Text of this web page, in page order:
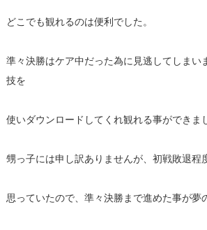
どこでも観れるのは便利でした。
準々決勝はケア中だった為に見逃してしまい
技を
使いダウンロードしてくれ観れる事ができま
甥っ子には申し訳ありませんが、初戦敗退程
思っていたので、準々決勝まで進めた事が夢